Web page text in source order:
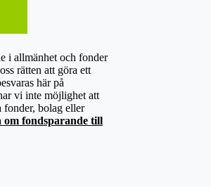
i allmänhet och fonder
rätten att göra ett
här på
vi inte möjlighet att
fonder, bolag eller
om fondsparande till